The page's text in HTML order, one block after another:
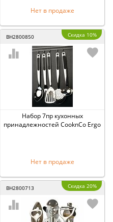
Нет в продаже
BH2800850 Скидка 10%
Набор 7пр кухонных
принадлежностей CooknCo Ergo
Нет в продаже
BH2800713 Скидка 20%